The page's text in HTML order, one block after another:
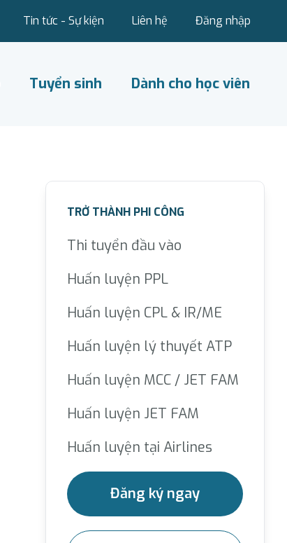
Tin tức - Sự kiện Liên hệ Đăng nhập
Tuyển sinh Dành cho học viên
TRỞ THÀNH PHI CÔNG
Thi tuyển đầu vào
Huấn luyện PPL
Huấn luyện CPL & IR/ME
Huấn luyện lý thuyết ATP
Huấn luyện MCC / JET FAM
Huấn luyện JET FAM
Huấn luyện tại Airlines
Đăng ký ngay